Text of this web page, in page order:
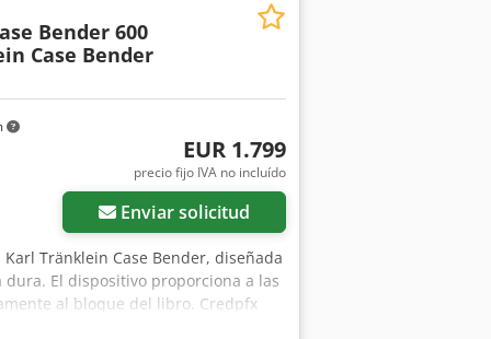
Bender 600
Case Bender
EUR 1.799
precio fijo IVA no incluído
Enviar solicitud
Tränklein Case Bender, diseñada
El dispositivo proporciona a las
al bloque del libro. Credpfx
adaptarse a diferentes